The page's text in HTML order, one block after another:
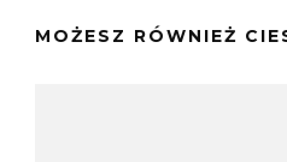
MOŻESZ RÓWNIEŻ